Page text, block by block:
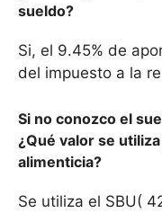
sueldo?
Si, el 9.45% de
del impuesto a la
Si no conozco el
¿Qué valor se
alimenticia?
Se utiliza el SBU(